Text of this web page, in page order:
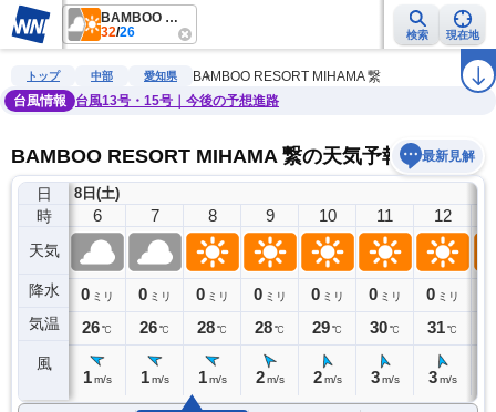
BAMBOO RESORT MIHAMA 繋
32/26 検索 現在地
雨雲レーダー 台風情報 地震情報 警報・注意報 ラ
トップ 中部 愛知県
BAMBOO RESORT MIHAMA 繋
台風情報
台風13号・15号｜今後の予想進路
BAMBOO RESORT MIHAMA 繋の天気予報 最新見解
日
時
天気
降水
気温
風
8日(土)
5
0ミリ
26℃
6
0 ミリ
26℃
1 m/s
7
0 ミリ
26℃
1 m/s
8
0 ミリ
28℃
1 m/s
9
0 ミリ
28℃
2 m/s
10
0 ミリ
29℃
2 m/s
11
0 ミリ
30℃
3 m/s
12
0 ミリ
31℃
3 m/s